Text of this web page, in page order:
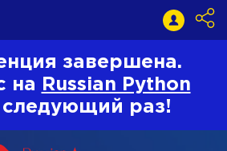
завершена.
на
Russian Python
следующий раз!